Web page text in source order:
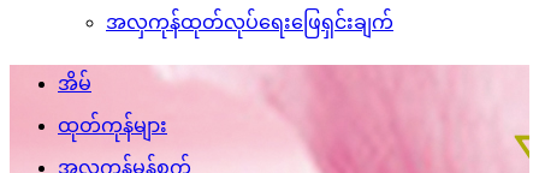
အလှကုန်ထုတ်လုပ်ရေးဖြေရှင်းချက်
အိမ်
ထုတ်ကုန်များ
အလှကုန်မှုန့်စက်